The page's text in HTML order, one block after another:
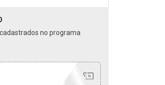
no programa